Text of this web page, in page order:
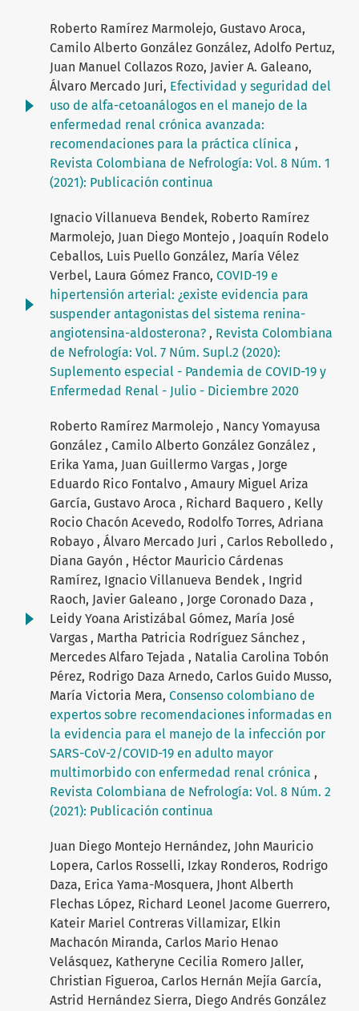
Roberto Ramírez Marmolejo, Gustavo Aroca,
Camilo Alberto González González, Adolfo Pertuz,
Juan Manuel Collazos Rozo, Javier A. Galeano,
Álvaro Mercado Juri, Efectividad y seguridad del
uso de alfa-cetoanálogos en el manejo de la
enfermedad renal crónica avanzada:
recomendaciones para la práctica clínica ,
Revista Colombiana de Nefrología: Vol. 8 Núm. 1
(2021): Publicación continua
Ignacio Villanueva Bendek, Roberto Ramírez
Marmolejo, Juan Diego Montejo , Joaquín Rodelo
Ceballos, Luis Puello González, María Vélez
Verbel, Laura Gómez Franco, COVID-19 e
hipertensión arterial: ¿existe evidencia para
suspender antagonistas del sistema renina-
angiotensina-aldosterona? , Revista Colombiana
de Nefrología: Vol. 7 Núm. Supl.2 (2020):
Suplemento especial - Pandemia de COVID-19 y
Enfermedad Renal - Julio - Diciembre 2020
Roberto Ramírez Marmolejo , Nancy Yomayusa
González , Camilo Alberto González González ,
Erika Yama, Juan Guillermo Vargas , Jorge
Eduardo Rico Fontalvo , Amaury Miguel Ariza
García, Gustavo Aroca , Richard Baquero , Kelly
Rocio Chacón Acevedo, Rodolfo Torres, Adriana
Robayo , Álvaro Mercado Juri , Carlos Rebolledo ,
Diana Gayón , Héctor Mauricio Cárdenas
Ramírez, Ignacio Villanueva Bendek , Ingrid
Raoch, Javier Galeano , Jorge Coronado Daza ,
Leidy Yoana Aristizábal Gómez, María José
Vargas , Martha Patricia Rodríguez Sánchez ,
Mercedes Alfaro Tejada , Natalia Carolina Tobón
Pérez, Rodrigo Daza Arnedo, Carlos Guido Musso,
María Victoria Mera, Consenso colombiano de
expertos sobre recomendaciones informadas en
la evidencia para el manejo de la infección por
SARS-CoV-2/COVID-19 en adulto mayor
multimorbido con enfermedad renal crónica ,
Revista Colombiana de Nefrología: Vol. 8 Núm. 2
(2021): Publicación continua
Juan Diego Montejo Hernández, John Mauricio
Lopera, Carlos Rosselli, Izkay Ronderos, Rodrigo
Daza, Erica Yama-Mosquera, Jhont Alberth
Flechas López, Richard Leonel Jacome Guerrero,
Kateir Mariel Contreras Villamizar, Elkin
Machacón Miranda, Carlos Mario Henao
Velásquez, Katheryne Cecilia Romero Jaller,
Christian Figueroa, Carlos Hernán Mejía García,
Astrid Hernández Sierra, Diego Andrés González